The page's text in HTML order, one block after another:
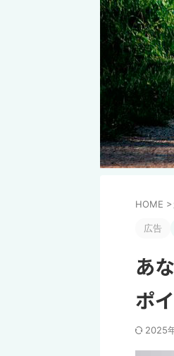
HOME >
広告
あ
ポ
2025